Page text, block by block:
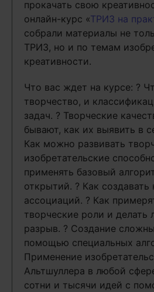
прокачать свою
онлайн-курс «ТРИЗ на
собрали материалы не
ТРИЗ, но и по темам
креативности.
Что вас ждет на курсе: ?
творчество, и
задач. ? Творческие
бывают, как их выявить в
Как можно развивать
изобретательские
применять базовый
открытий. ? Как создавать
ассоциаций. ? Как
творческие роли и делать
разрыв. ? Создание
помощью специальных
Применение
Альтшуллера в любой
сотни и тысячи идей с